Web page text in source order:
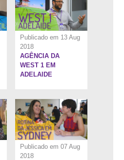
Publicado em 13 Aug
2018
AGÊNCIA DA
WEST 1 EM
ADELAIDE
Publicado em 07 Aug
2018